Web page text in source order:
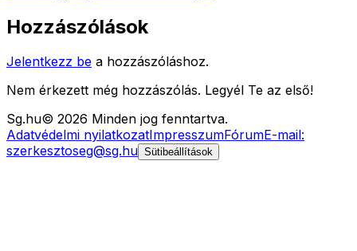
Hozzászólások
Jelentkezz be a hozzászóláshoz.
Nem érkezett még hozzászólás. Legyél Te az első!
Sg.hu© 2026 Minden jog fenntartva.
Adatvédelmi nyilatkozatImpresszumFórumE-mail:
szerkesztoseg@sg.hu Sütibeállítások